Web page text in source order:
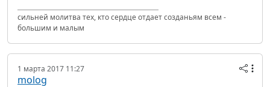
сильней молитва тех, кто сердце отдает созданьям всем -
большим и малым
1 марта 2017 11:27
molog